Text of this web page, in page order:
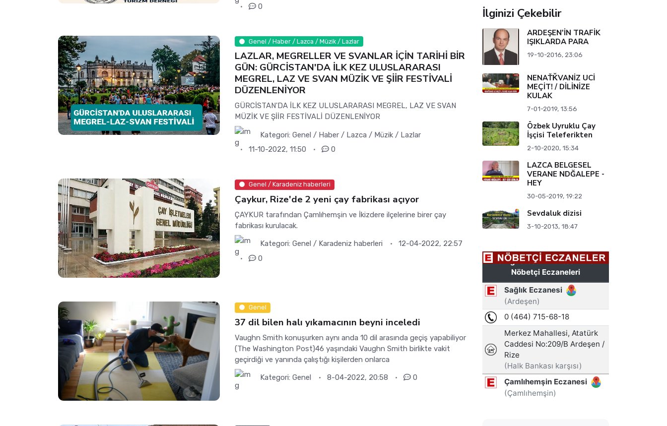
0
Genel / Haber / Lazca / Müzik / Lazlar
LAZLAR, MEGRELLER VE SVANLAR İÇİN TARİHİ BİR
GÜN: GÜRCİSTAN'DA İLK KEZ ULUSLARARASI
MEGREL, LAZ VE SVAN MÜZİK VE ŞİİR FESTİVALİ
DÜZENLENİYOR
GÜRCİSTAN'DA İLK KEZ ULUSLARARASI MEGREL, LAZ VE SVAN
MÜZİK VE ŞİİR FESTİVALİ DÜZENLENİYOR
Kategori:Genel / Haber / Lazca / Müzik / Lazlar
11-10-2022, 11:50
0
Genel / Karadeniz haberleri
Çaykur, Rize'de 2 yeni çay fabrikası açıyor
ÇAYKUR tarafından Çamlıhemşin ve İkizdere ilçelerine birer çay
fabrikası kurulacak.
Kategori:Genel / Karadeniz haberleri
12-04-2022, 22:57
0
Genel
37 dil bilen halı yıkamacının beyni inceledi
Vaughn Smith konuşurken aynı anda 10 dil arasında geçiş yapabiliyor
(The Washington Post)46 yaşındaki Vaughn Smith birlikte vakit
geçirdiği ve yanında çalıştığı kişilerden onlarca
Kategori:Genel 8-04-2022, 20:58 0
İlginizi Çekebilir
ARDEŞEN'İN TRAFİK
IŞIKLARDA PARA
19-10-2016, 23:06
NENAŤǨVANİZ UCİ
MEÇİT! / DİLİNİZE
KULAK
7-01-2019, 13:56
Özbek Uyruklu Çay
İşçisi Teleferikten
2-10-2020, 15:34
LAZCA BELGESEL
VERANE NDĞALEPE -
HEY
30-05-2019, 19:22
Sevdaluk dizisi
3-10-2013, 18:47